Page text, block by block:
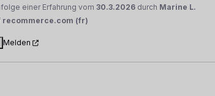
einer Erfahrung vom30.3.2026 durch Marine L.
recommerce.com (fr)
Melden